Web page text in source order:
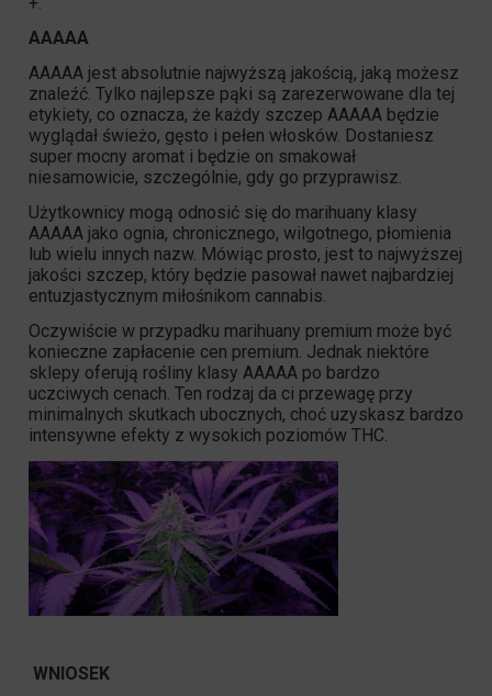
AAAAA
AAAAA jest absolutnie najwyższą jakością, jaką możesz
znaleźć. Tylko najlepsze pąki są zarezerwowane dla tej
etykiety, co oznacza, że każdy szczep AAAAA będzie
wyglądał świeżo, gęsto i pełen włosków. Dostaniesz
super mocny aromat i będzie on smakował
niesamowicie, szczególnie, gdy go przyprawisz.
Użytkownicy mogą odnosić się do marihuany klasy
AAAAA jako ognia, chronicznego, wilgotnego, płomienia
lub wielu innych nazw. Mówiąc prosto, jest to najwyższej
jakości szczep, który będzie pasował nawet najbardziej
entuzjastycznym miłośnikom cannabis.
Oczywiście w przypadku marihuany premium może być
konieczne zapłacenie cen premium. Jednak niektóre
sklepy oferują rośliny klasy AAAAA po bardzo
uczciwych cenach. Ten rodzaj da ci przewagę przy
minimalnych skutkach ubocznych, choć uzyskasz bardzo
intensywne efekty z wysokich poziomów THC.
WNIOSEK